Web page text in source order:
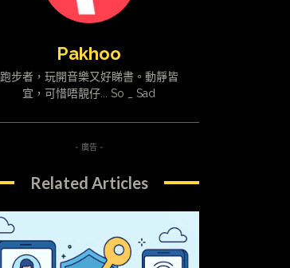
Pakhoo
跑步者，玩開音樂又好睇書。動靜皆
宜，可惜唔靚仔... So _ Sad
- 廣告 -
Related Articles